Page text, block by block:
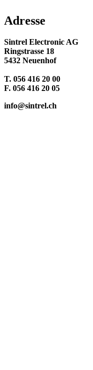
Adresse
Sintrel Electronic AG
Ringstrasse 18
5432 Neuenhof
T. 056 416 20 00
F. 056 416 20 05
info@sintrel.ch